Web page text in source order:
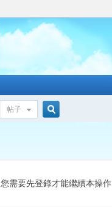
帖子
索
您需要先登錄才能繼續本操作